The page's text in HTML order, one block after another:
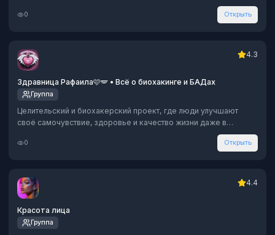
фильма ужасов. Здесь — не учебник, а реальность: что
находили в телах, как люди жили с тем, чего быть не может, и
0 Открыть
4.3
Здравница Рафаила🩷🪽 • Всё о биохакинге и БАДах
Группа
Целительский и биохакерский проект, где люди улучшают
своё самочувствие, здоровье и качество жизни даже в
max.ru/join/xAZCux2Ze9cY2gBcd_9zMxocF8_kPNW0SMScvEPvk5M
0 Открыть
4.4
Красота лица
Группа